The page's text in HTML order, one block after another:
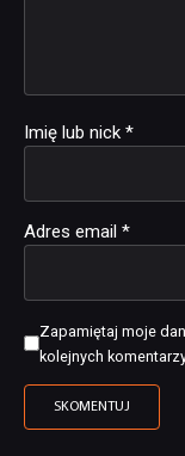
Imię lub nick *
Adres email *
Zapamiętaj moje
kolejnych